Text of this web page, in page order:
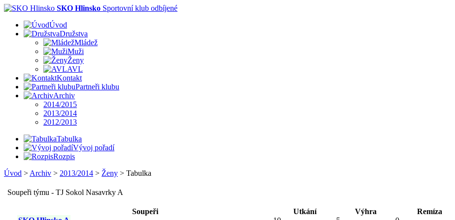
SKO Hlinsko Sportovní klub odbíjené
Úvod
Družstva
Mládež
Muži
Ženy
AVL
Kontakt
Partneři klubu
Archiv
2014/2015
2013/2014
2012/2013
Tabulka
Vývoj pořadí
Rozpis
Úvod > Archiv > 2013/2014 > Ženy > Tabulka
Soupeři týmu - TJ Sokol Nasavrky A
Soupeři Utkání Výhra Remíza